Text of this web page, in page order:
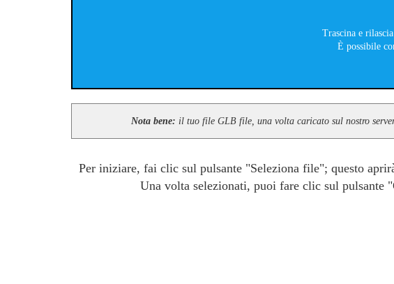
Trascina e
È possibile
Nota bene: il tuo file GLB file, una volta caricato sul nostro
Per iniziare, fai clic sul pulsante "Seleziona file"; questo
Una volta selezionati, puoi fare clic sul pulsante